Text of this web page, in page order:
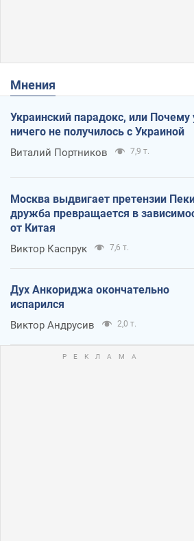
Мнения
Украинский парадокс, или Почему
ничего не получилось с Украиной
Виталий Портников 7,9 т.
Москва выдвигает претензии
дружба превращается в
от Китая
Виктор Каспрук 7,6 т.
Дух Анкориджа окончательно
испарился
Виктор Андрусив 2,0 т.